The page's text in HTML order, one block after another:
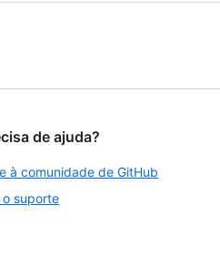
de ajuda?
à comunidade de GitHub
suporte